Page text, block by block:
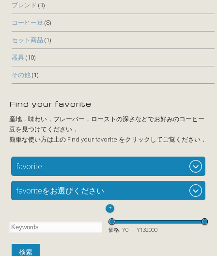
ブレンド (3)
コーヒー豆 (8)
セット商品 (1)
器具(10)
その他(1)
Find your favorite
favorite
favoriteをお選びください
+
価格: ¥0— ¥132000